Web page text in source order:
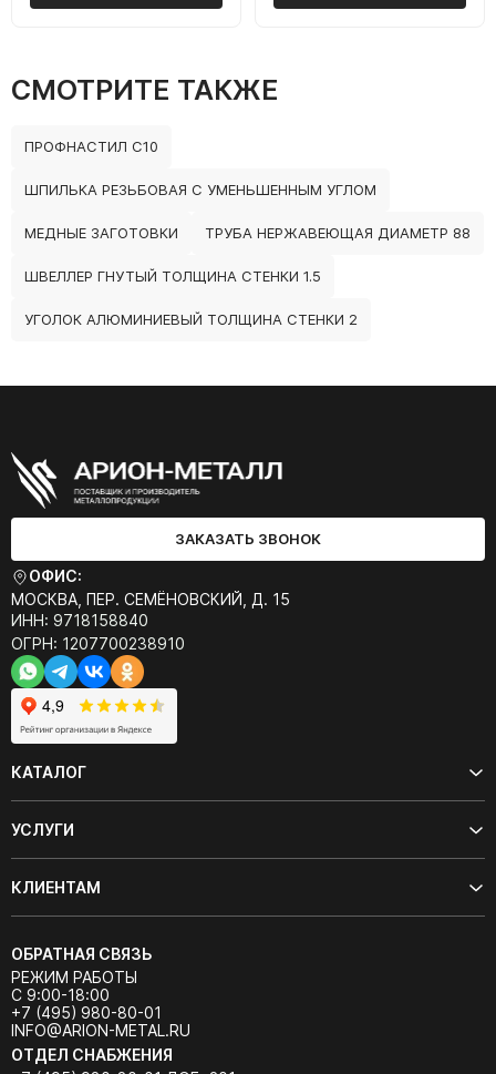
СМОТРИТЕ ТАКЖЕ
ПРОФНАСТИЛ С10
ШПИЛЬКА РЕЗЬБОВАЯ С УМЕНЬШЕННЫМ УГЛОМ
МЕДНЫЕ ЗАГОТОВКИ ТРУБА НЕРЖАВЕЮЩАЯ ДИАМЕТР 88
ШВЕЛЛЕР ГНУТЫЙ ТОЛЩИНА СТЕНКИ 1.5
УГОЛОК АЛЮМИНИЕВЫЙ ТОЛЩИНА СТЕНКИ 2
ЗАКАЗАТЬ ЗВОНОК
ОФИС:
МОСКВА, ПЕР. СЕМЁНОВСКИЙ, Д. 15
ИНН: 9718158840
ОГРН: 1207700238910
КАТАЛОГ
УСЛУГИ
КЛИЕНТАМ
ОБРАТНАЯ СВЯЗЬ
РЕЖИМ РАБОТЫ
С 9:00-18:00
+7 (495) 980-80-01
INFO@ARION-METAL.RU
ОТДЕЛ СНАБЖЕНИЯ